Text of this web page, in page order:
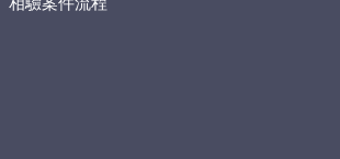
相驗案件流程